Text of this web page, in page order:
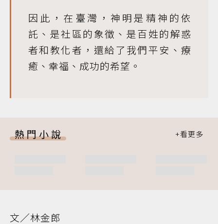
因此，在臺灣，神明是精神的依
託、是社區的象徵、是百姓的解惑
者和教化者，還給了我們平安、療
癒、幸福、成功的希望。
熱門小說
文／林金郎